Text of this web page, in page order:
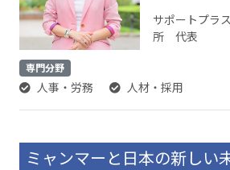
サポートプラ
所 代表
専門分野
人事・労務 人材・採用
ミャンマーと日本の新しい